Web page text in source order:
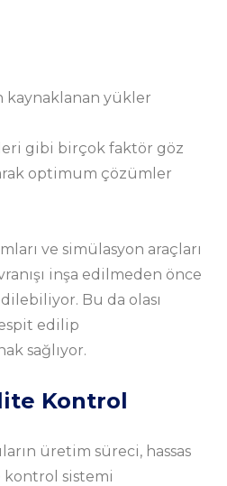
yükler
gibi birçok faktör göz
optimum çözümler
ve simülasyon araçları
inşa edilmeden önce
Bu da olası
edilip
sağlıyor.
Kontrol
üretim süreci, hassas
kontrol sistemi